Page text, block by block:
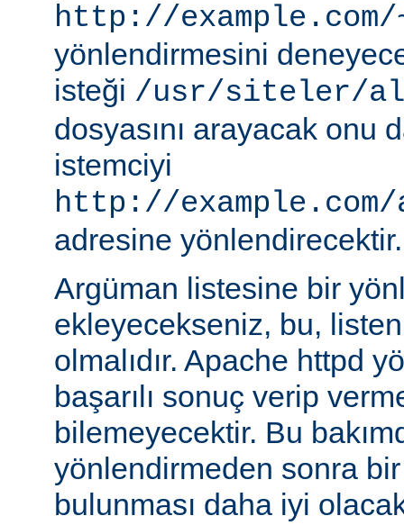
http://
yönlendirmesini
isteği /usr/siteler/
dosyasını arayacak onu
istemciyi
http://
adresine yönlendirecektir.
Argüman listesine bir
ekleyecekseniz, bu,
olmalıdır. Apache httpd
başarılı sonuç verip
bilemeyecektir. Bu
yönlendirmeden sonra
bulunması daha iyi